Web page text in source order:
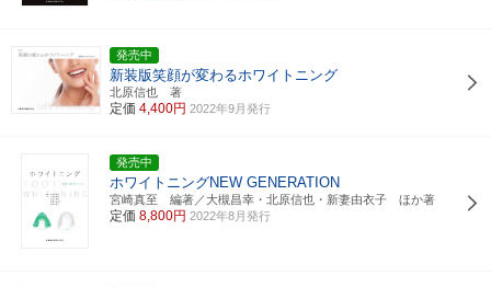
発売中
新装版笑顔が変わるホワイトニング
北原信也 著
定価 4,400円 2022年9月発行
発売中
ホワイトニングNEW GENERATION
宮崎真至 編著／大槻昌幸・北原信也・新妻由衣子 ほか著
定価 8,800円 2022年8月発行